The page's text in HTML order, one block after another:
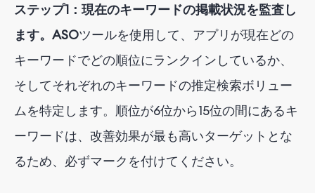
ステップ1：現在のキーワードの掲載状況を監査し
ます。ASOツールを使用して、アプリが現在どの
キーワードでどの順位にランクインしているか、
そしてそれぞれのキーワードの推定検索ボリュー
ムを特定します。順位が6位から15位の間にあるキ
ーワードは、改善効果が最も高いターゲットとな
るため、必ずマークを付けてください。